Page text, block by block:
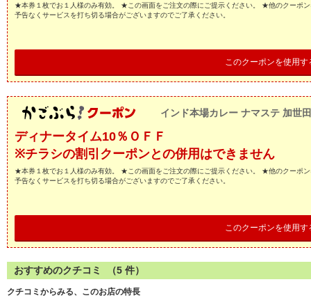
★本券１枚でお１人様のみ有効。 ★この画面をご注文の際にご提示ください。 ★他のクーポ
予告なくサービスを打ち切る場合がございますのでご了承ください。
このクーポンを使用す
インド本場カレー ナマステ 加世
ディナータイム10％ＯＦＦ
※チラシの割引クーポンとの併用はできません
★本券１枚でお１人様のみ有効。 ★この画面をご注文の際にご提示ください。 ★他のクーポ
予告なくサービスを打ち切る場合がございますのでご了承ください。
このクーポンを使用す
おすすめのクチコミ （5 件）
クチコミからみる、このお店の特長